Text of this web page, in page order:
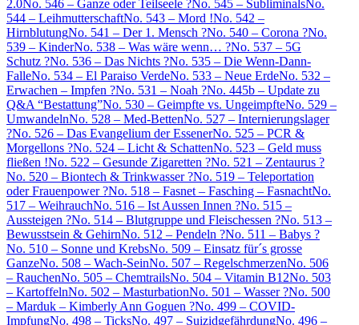
2.0No. 546 – Ganze oder Teilseele ?No. 545 – SubliminalsNo.
544 – LeihmutterschaftNo. 543 – Mord !No. 542 –
HirnblutungNo. 541 – Der 1. Mensch ?No. 540 – Corona ?No.
539 – KinderNo. 538 – Was wäre wenn… ?No. 537 – 5G
Schutz ?No. 536 – Das Nichts ?No. 535 – Die Wenn-Dann-
FalleNo. 534 – El Paraiso VerdeNo. 533 – Neue ErdeNo. 532 –
Erwachen – Impfen ?No. 531 – Noah ?No. 445b – Update zu
Q&A “Bestattung”No. 530 – Geimpfte vs. UngeimpfteNo. 529 –
UmwandelnNo. 528 – Med-BettenNo. 527 – Internierungslager
?No. 526 – Das Evangelium der EssenerNo. 525 – PCR &
Morgellons ?No. 524 – Licht & SchattenNo. 523 – Geld muss
fließen !No. 522 – Gesunde Zigaretten ?No. 521 – Zentaurus ?
No. 520 – Biontech & Trinkwasser ?No. 519 – Teleportation
oder Frauenpower ?No. 518 – Fasnet – Fasching – FasnachtNo.
517 – WeihrauchNo. 516 – Ist Aussen Innen ?No. 515 –
Aussteigen ?No. 514 – Blutgruppe und Fleischessen ?No. 513 –
Bewusstsein & GehirnNo. 512 – Pendeln ?No. 511 – Babys ?
No. 510 – Sonne und KrebsNo. 509 – Einsatz für´s grosse
GanzeNo. 508 – Wach-SeinNo. 507 – RegelschmerzenNo. 506
– RauchenNo. 505 – ChemtrailsNo. 504 – Vitamin B12No. 503
– KartoffelnNo. 502 – MasturbationNo. 501 – Wasser ?No. 500
– Marduk – Kimberly Ann Goguen ?No. 499 – COVID-
ImpfungNo. 498 – TicksNo. 497 – SuizidgefährdungNo. 496 –